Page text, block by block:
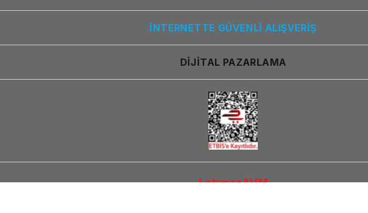
İNTERNETTE GÜVENLİ ALIŞVERİŞ
DİJİTAL PAZARLAMA
LokmanAVM